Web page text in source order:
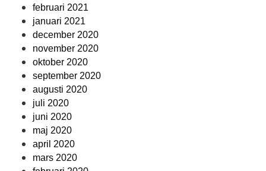
februari 2021
januari 2021
december 2020
november 2020
oktober 2020
september 2020
augusti 2020
juli 2020
juni 2020
maj 2020
april 2020
mars 2020